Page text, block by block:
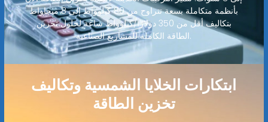
بأنظمة متكاملة بسعة تتراوح من 80 كيلوواط إلى 8 ميجاواط
بتكاليف أقل من 350 دولارًا/كيلوواط ساعة لحلول تخزين
الطاقة الكاملة للمشاريع الصناعية.
ابتكارات الخلايا الشمسية وتكاليف
تخزين الطاقة